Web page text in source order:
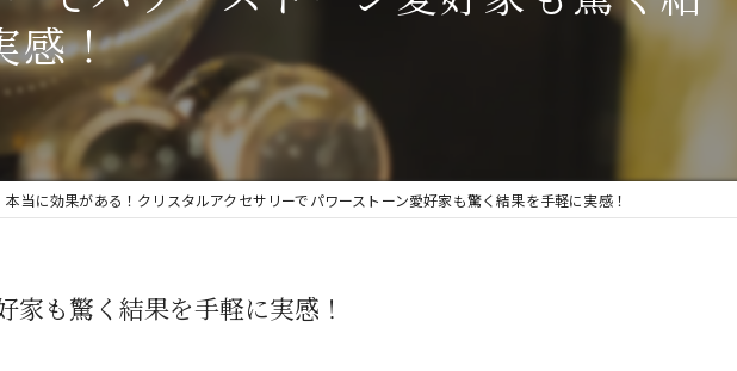
感！
本当に効果がある！クリスタルアクセサリーでパワーストーン愛好家も驚く結果を手軽に実感！
も驚く結果を手軽に実感！